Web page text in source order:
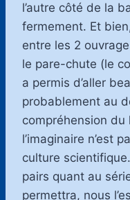
l’autre côté de la
fermement. Et
entre les 2
le pare-chute (le
a permis d’aller
probablement au
compréhension
l’imaginaire n’est
culture
pairs quant au
permettra, nous